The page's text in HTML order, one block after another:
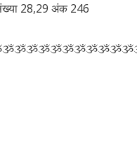
28,29 अंक 246